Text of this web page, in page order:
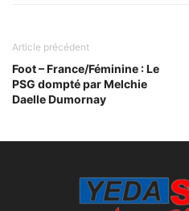
Article précédent
Foot – France/Féminine : Le
PSG dompté par Melchie
Daelle Dumornay